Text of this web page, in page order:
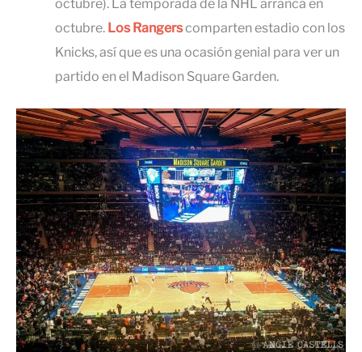
octubre). La temporada de la NHL arranca en
octubre. Los Rangerscomparten estadio con los
Knicks, así que es una ocasión genial para ver un
partido en el Madison Square Garden.